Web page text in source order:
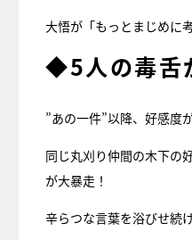
大悟が「もっとまじめに
◆5人の毒舌
”あの一件”以降、好感度
同じ丸刈り仲間の木下の
が大暴走！
辛らつな言葉を浴びせ続